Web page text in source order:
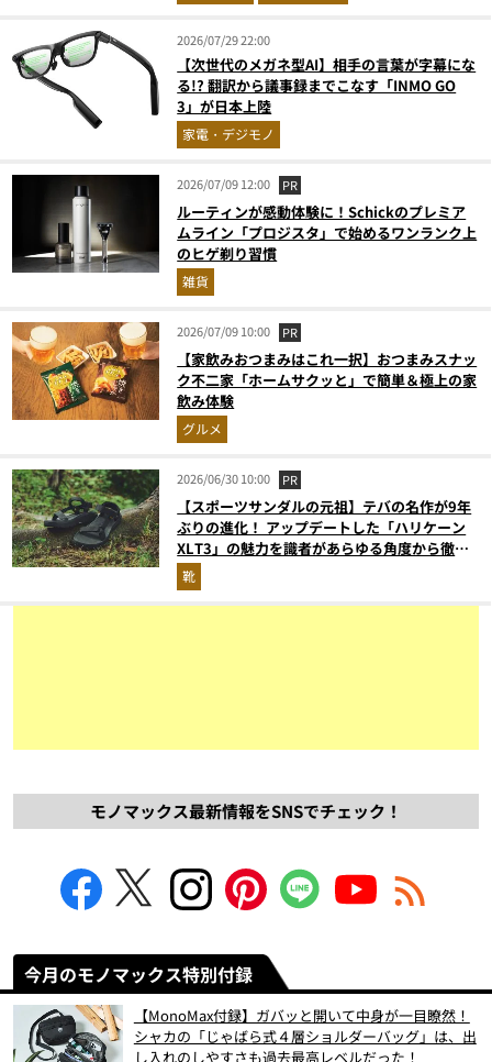
2026/07/29 22:00
【次世代のメガネ型AI】相手の言葉が字幕にな
る!? 翻訳から議事録までこなす「INMO GO
3」が日本上陸
家電・デジモノ
2026/07/09 12:00 PR
ルーティンが感動体験に！Schickのプレミア
ムライン「プロジスタ」で始めるワンランク上
のヒゲ剃り習慣
雑貨
2026/07/09 10:00 PR
【家飲みおつまみはこれ一択】おつまみスナッ
ク不二家「ホームサクッと」で簡単＆極上の家
飲み体験
グルメ
2026/06/30 10:00 PR
【スポーツサンダルの元祖】テバの名作が9年
ぶりの進化！ アップデートした「ハリケーン
XLT3」の魅力を識者があらゆる角度から徹底
解説！
靴
モノマックス最新情報をSNSでチェック！
今月のモノマックス特別付録
【MonoMax付録】ガバッと開いて中身が一目瞭然！
シャカの「じゃばら式４層ショルダーバッグ」は、出
し入れのしやすさも過去最高レベルだった！